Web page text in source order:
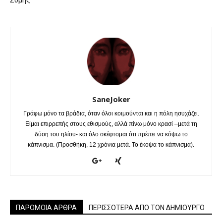
SaneJoker
Γράφω μόνο τα βράδια, όταν όλοι κοιμούνται και η πόλη ησυχάζει.
Είμαι επιρρεπής στους εθισμούς, αλλά πίνω μόνο κρασί –μετά τη
δύση του ηλίου- και όλο σκέφτομαι ότι πρέπει να κόψω το
κάπνισμα. (Προσθήκη, 12 χρόνια μετά. Το έκοψα το κάπνισμα).
ΠΑΡΟΜΟΙΑ ΑΡΘΡΑ ΠΕΡΙΣΣΟΤΕΡΑ ΑΠΟ ΤΟΝ ΔΗΜΙΟΥΡΓΟ